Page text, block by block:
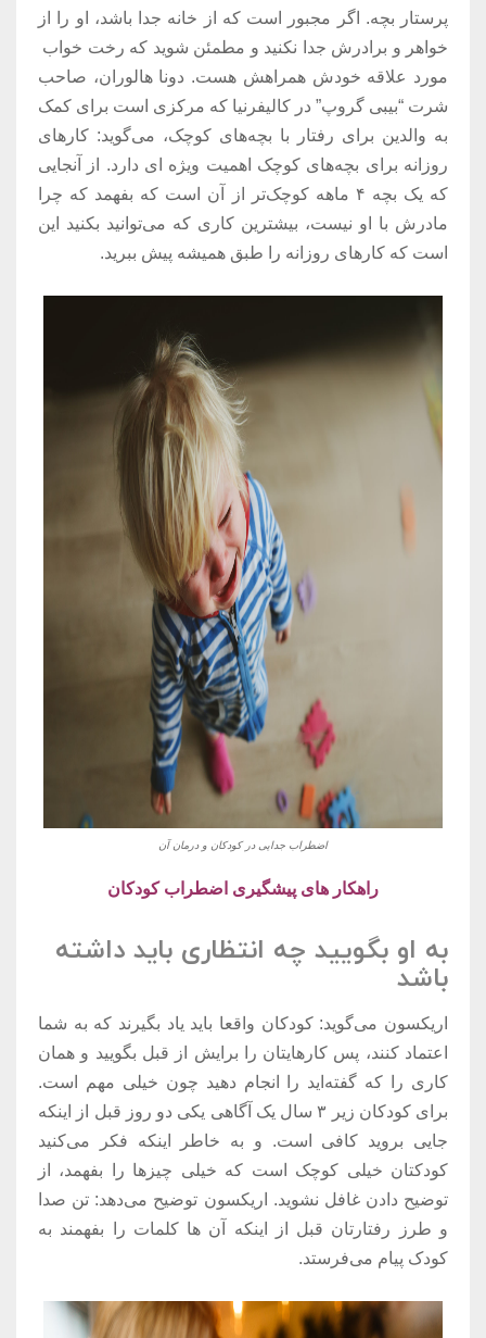
پرستار بچه. اگر مجبور است که از خانه جدا باشد، او را از
خواهر و برادرش جدا نکنید و مطمئن شوید که رخت خواب
مورد علاقه خودش همراهش هست. دونا هالوران، صاحب
شرت “بیبی گروپ” در کالیفرنیا که مرکزی است برای کمک
به والدین برای رفتار با بچه‌های کوچک، می‌گوید: کارهای
روزانه برای بچه‌های کوچک اهمیت ویژه ای دارد. از آنجایی
که یک بچه ۴ ماهه کوچک‌تر از آن است که بفهمد که چرا
مادرش با او نیست، بیشترین کاری که می‌توانید بکنید این
است که کارهای روزانه را طبق همیشه پیش ببرید.
اضطراب جدایی در کودکان و درمان آن
راهکار های پیشگیری اضطراب کودکان
به او بگویید چه انتظاری باید داشته
باشد
اریکسون می‌گوید: کودکان واقعا باید یاد بگیرند که به شما
اعتماد کنند، پس کارهایتان را برایش از قبل بگویید و همان
کاری را که گفته‌اید را انجام دهید چون خیلی مهم است.
برای کودکان زیر ۳ سال یک آگاهی یکی دو روز قبل از اینکه
جایی بروید کافی است. و به خاطر اینکه فکر می‌کنید
کودکتان خیلی کوچک است که خیلی چیزها را بفهمد، از
توضیح دادن غافل نشوید. اریکسون توضیح می‌دهد: تن صدا
و طرز رفتارتان قبل از اینکه آن ها کلمات را بفهمند به
کودک پیام می‌فرستد.